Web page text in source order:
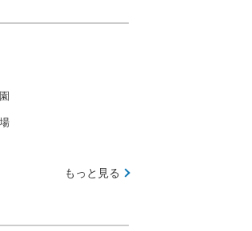
もっと見る